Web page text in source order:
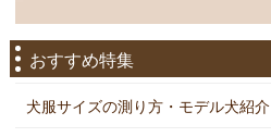
おすすめ特集
犬服サイズの測り方・モデル犬紹介